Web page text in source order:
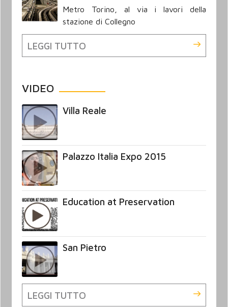
Metro Torino, al via i lavori della
stazione di Collegno
LEGGI TUTTO
VIDEO
Villa Reale
Palazzo Italia Expo 2015
Education at Preservation
San Pietro
LEGGI TUTTO